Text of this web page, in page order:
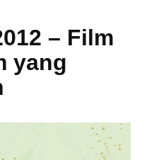
– Film
yang